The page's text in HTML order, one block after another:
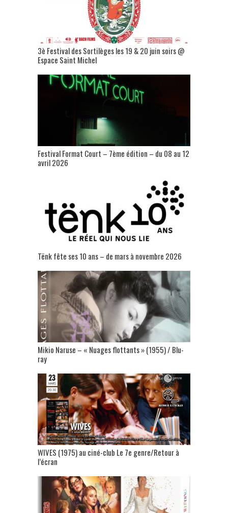
3è Festival des Sortilèges les 19 & 20 juin soirs @
Espace Saint Michel
Festival Format Court – 7ème édition – du 08 au 12
avril 2026
Tënk fête ses 10 ans – de mars à novembre 2026
Mikio Naruse – « Nuages flottants » (1955) / Blu-
ray
WIVES (1975) au ciné-club Le 7e genre/Retour à
l’écran